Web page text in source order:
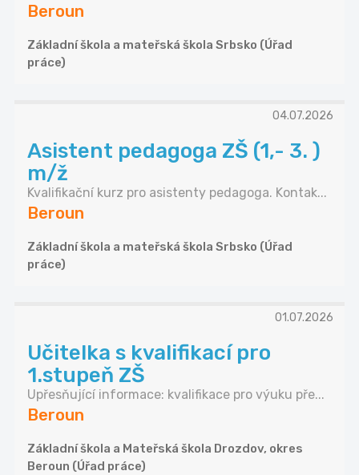
Beroun
Základní škola a mateřská škola Srbsko (Úřad
práce)
04.07.2026
Asistent pedagoga ZŠ (1,- 3. )
m/ž
Kvalifikační kurz pro asistenty pedagoga. Kontak...
Beroun
Základní škola a mateřská škola Srbsko (Úřad
práce)
01.07.2026
Učitelka s kvalifikací pro
1.stupeň ZŠ
Upřesňující informace: kvalifikace pro výuku pře...
Beroun
Základní škola a Mateřská škola Drozdov, okres
Beroun (Úřad práce)